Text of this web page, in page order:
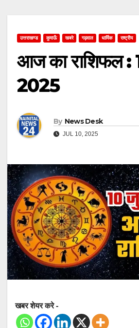
उत्तराखण्ड कुमाऊँ खबरे गढ़वाल धार्मिक राष्ट्रीय
आज का राशिफल :
2025
By News Desk
JUL 10, 2025
खबर शेयर करे -